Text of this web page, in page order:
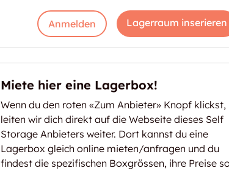
Anmelden Lagerraum inserieren
Miete hier eine Lagerbox!
Wenn du den roten «Zum Anbieter» Knopf klickst,
leiten wir dich direkt auf die Webseite dieses Self
Storage Anbieters weiter. Dort kannst du eine
Lagerbox gleich online mieten/anfragen und du
findest die spezifischen Boxgrössen, ihre Preise